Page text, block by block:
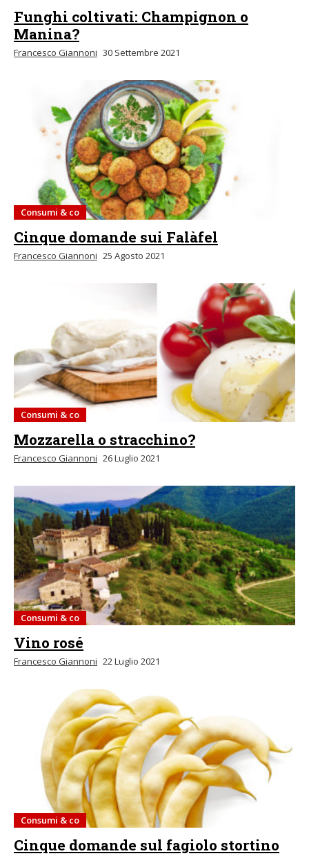
Funghi coltivati: Champignon o
Manina?
Francesco Giannoni 30 Settembre 2021
Consumi & co
Cinque domande sui Falàfel
Francesco Giannoni 25 Agosto 2021
Consumi & co
Mozzarella o stracchino?
Francesco Giannoni 26 Luglio 2021
Consumi & co
Vino rosé
Francesco Giannoni 22 Luglio 2021
Consumi & co
Cinque domande sul fagiolo stortino